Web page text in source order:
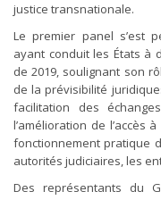
justice transnationale.
Le premier panel s’est
ayant conduit les États à
de 2019, soulignant son
de la prévisibilité
facilitation des
l’amélioration de l’accès
fonctionnement pratique
autorités judiciaires, les
Des représentants du